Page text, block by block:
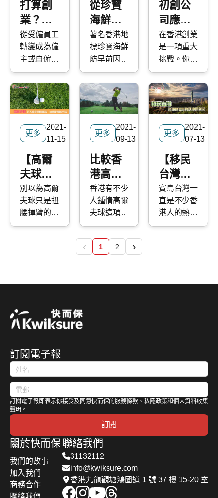
備。
呢？今天的
快而保專題
中，我們的
專家會分析
團體醫療保
別。
資訊，包括
各個主要避
風塘及私人
遊艇會。
雖然香港擁
艇理應沒有
「土地問
題」，但事
實上，於
2023 年單
計第 IV 類
別的遊樂船
隻數目已達
12,553
艘，以目前
全港多家遊
艇會合共提
個，供遊艇
本港遊艇同
面。
+「離場
易」使
用指南
比賽勝地。
快而保
Kwiksure
為大家整合
前往啟德體
育園 6 大
交通方法，
以及「 離
場易 」平
台使用指
南，讓你輕
鬆往返場
保超過25
年專營 汽
車保險 經
驗，比較逾
60 間保險
心存疑問，
為甚麼醫療
保險的保費
每年都加？
是保險公司
存心要越賺
越多？還是
保單條款中
隱藏了魔鬼
條款？今
天，我們快
而保整理了
漲的三個主
因。
陽光普照、
天氣溫暖的
時候出去打
18個洞，
但事實上，
炎熱天氣可
能對健康構
成的威脅，
遠比一顆打
失的球要大
得多。為了
保障自己，
三個重要原
因，今年夏
天您需要購
買高爾夫保
險。
打算創
業？你
需要了
解的業
務保險
識
從受僱員工
轉變成為僱
主或自僱人
士，當然不
能輕率行
事。創業需
要付出大量
細考慮、長
時間投入，
甚至需要一
點勇氣。此
外，您需要
尋找適合您
的新創業務
的保險計
項助您保障
生意。關鍵
您公司和行
業的保險計
劃。在這
裡，我們淺
談香港和中
國的初創業
險類型。
從珍寶
海鮮舫
翻側看
船運保
險
著名香港地
標珍寶海鮮
舫早前因經
營困難而啟
航離港，船
公司後來發
出聲明指船
西沙群島附
近入水傾側
「翻沉」，
又指「該處
水深逾千米
打撈困
難」，唯後
來卻澄清船
水傾側」。
同時亦有消
保險賠償。
究竟珍寶海
是哪一種
船運保險
？船運保險
其實又保障
甚麼項目？
今天快而保
的專家會為
你詳細分
初創公
司應知
的商務
保險產
品
在香港創業
是一項重大
挑戰。你不
僅要想出一
個能夠賺錢
的點子、服
務或產品，
擔起作為公
司老闆的責
任。初創公
司和中小型
企業
（SMEs）
仍然要遵守
與大公司一
紹了企業和
商業保險產
如果你想確
保遵守當地
自己免遭意
這些產品。
更多
2021-
11-15
【高爾
夫球】
打 Golf
五大常
見受傷
別以為高爾
夫球只是扭
腰揮臂的簡
單運動，如
爾夫球達人
手，都有機
會造成運動
這篇快而保
的文章就來
介紹高爾夫
球好手常見
的五大傷
患、治療及
更多
2021-
09-13
比較香
港高爾
夫球
golf 保
險及索
香港有不少
人鍾情高爾
夫球這項運
動，而它亦
是少數有專
屬保險的運
毋須身體接
易導致身體
受傷甚至誤
消委會 在
檢視過本地
12 份高球
保險的保
障。今天，
我們快而保
更多
2021-
07-13
【移民
台灣】
轉車
牌、考
車牌及
寶島台灣一
直是不少香
港人的熱門
移民之選。
港人移民熱
保和轉
NCD/NCB。
‹ 1 2 ›
訂閱電子報
訂閱電子報即表示你接受及同意快而保的服務條款、私隱政策和個人資料收集
聲明。
訂閱
關於快而保
我們的故事
加入我們
商務合作
聯絡我們
聯絡我們
31132112
info@kwiksure.com
香港九龍觀塘鴻圖道 1 號 37 樓 15-20 室